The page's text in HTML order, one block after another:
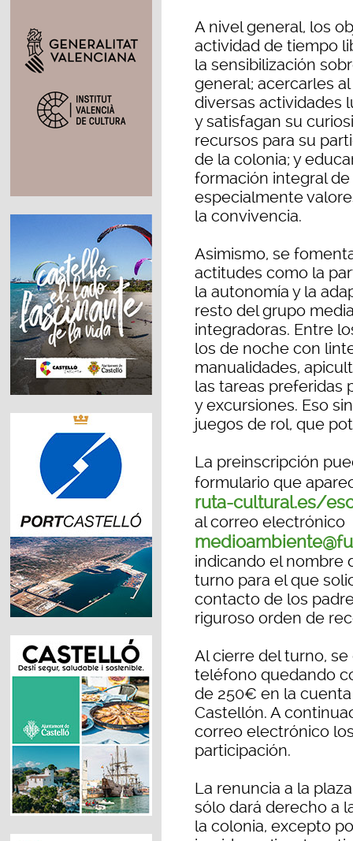
A nivel general, los
actividad de tiempo
la sensibilización
general; acercarles
diversas actividades
y satisfagan su
recursos para su
de la colonia; y
formación integral
especialmente
la convivencia.
Asimismo, se
actitudes como la
la autonomía y la
resto del grupo
integradoras. Entre
los de noche con
manualidades,
las tareas preferidas
y excursiones. Eso
juegos de rol, que
La preinscripción
formulario que
ruta-cultural.es/
al correo electrónico
indicando el nombre
turno para el que
contacto de los
riguroso orden de
Al cierre del turno,
teléfono quedando
de 250€ en la
Castellón. A
correo electrónico
participación.
La renuncia a la
sólo dará derecho a
la colonia, excepto